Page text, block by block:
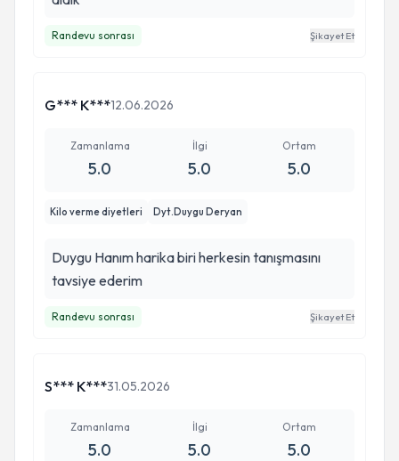
Randevu sonrası Şikayet Et
G*** K***12.06.2026
Zamanlama
5.0
İlgi
5.0
Ortam
5.0
Kilo verme diyetleri Dyt.Duygu Deryan
Duygu Hanım harika biri herkesin tanışmasını
tavsiye ederim
Randevu sonrası Şikayet Et
S*** K***31.05.2026
Zamanlama
5.0
İlgi
5.0
Ortam
5.0